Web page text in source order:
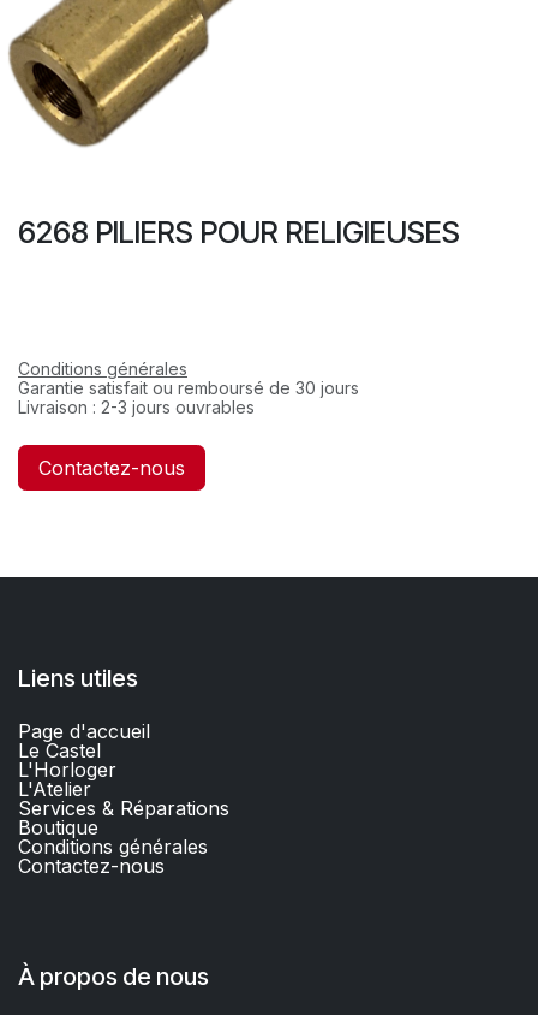
6268 PILIERS POUR RELIGIEUSES
Conditions générales
Garantie satisfait ou remboursé de 30 jours
Livraison : 2-3 jours ouvrables
Contactez-nous
Liens utiles
Page d'accueil
Le Castel
L'Horloger
L'Atelier
Services & Réparations
Boutique
Conditions générales
Contactez-nous​
À propos de nous